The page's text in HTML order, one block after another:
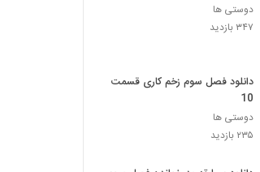
دوستی ها
۳۴۷ بازدید
دانلود فصل سوم زخم کاری قسمت
10
دوستی ها
۲۳۵ بازدید